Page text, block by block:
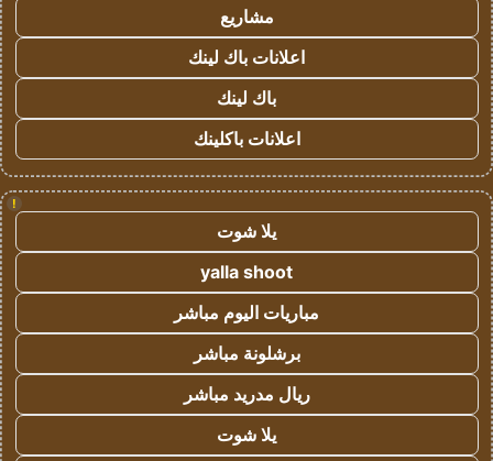
مشاريع
اعلانات باك لينك
باك لينك
اعلانات باكلينك
!
يلا شوت
yalla shoot
مباريات اليوم مباشر
برشلونة مباشر
ريال مدريد مباشر
يلا شوت